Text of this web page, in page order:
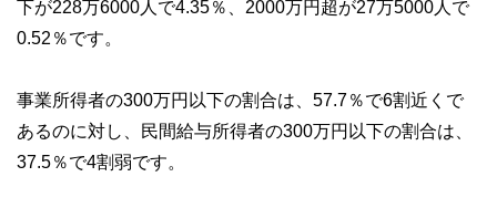
下が228万6000人で4.35％、2000万円超が27万5000人で
0.52％です。
事業所得者の300万円以下の割合は、57.7％で6割近くで
あるのに対し、民間給与所得者の300万円以下の割合は、
37.5％で4割弱です。